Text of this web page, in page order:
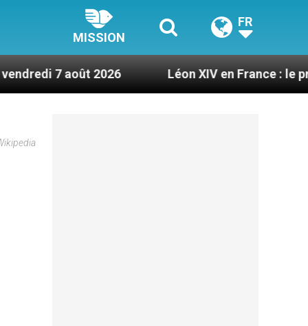
MISSION
FR
2026 Léon XIV en France : le programme